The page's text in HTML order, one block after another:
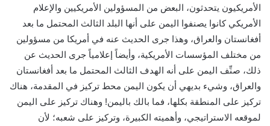
الأمريكيون يتحدثون، البعض من المسؤولين الأمريكيين والإعلام
الأمريكي كانوا يصنفوا اليمن على أنها البلد الثالث المحتمل ما بعد
أفغانستان والعراق، وهذا جرى الحديث عنه في أمريكا من مسؤولين
من مختلف المؤسسات الأمريكية، وأيضاً إعلامياً جرى الحديث عن
ذلك، صنِّف اليمن على أنه الهدف الثالث المحتمل ما بعد أفغانستان
والعراق، وشيء بديهي أن يكون اليمن محط تركيز في المقدمة، هناك
تركيز على المنطقة بكلها، فما بالك باليمن! وهناك تركيز على اليمن
لموقعه الاستراتيجي، وأهميته الكبيرة، وتركيز على شعبه؛ لأن